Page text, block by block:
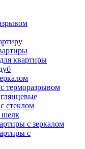
квартиры
терморазрывом
стеклом
шелк
с зеркалом
с